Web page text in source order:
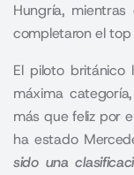
Hungría,
completaron el top
El piloto
máxima
más que feliz por
ha estado
sido una